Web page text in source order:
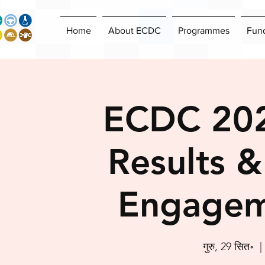
Home About ECDC Programmes
ECDC
Results
गुरु, 29 सित॰